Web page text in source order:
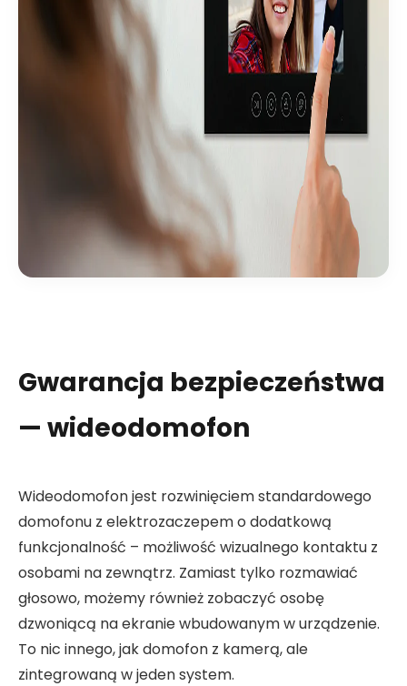
Gwarancja bezpieczeństwa
— wideodomofon
Wideodomofon jest rozwinięciem standardowego
domofonu z elektrozaczepem o dodatkową
funkcjonalność – możliwość wizualnego kontaktu z
osobami na zewnątrz. Zamiast tylko rozmawiać
głosowo, możemy również zobaczyć osobę
dzwoniącą na ekranie wbudowanym w urządzenie.
To nic innego, jak domofon z kamerą, ale
zintegrowaną w jeden system.